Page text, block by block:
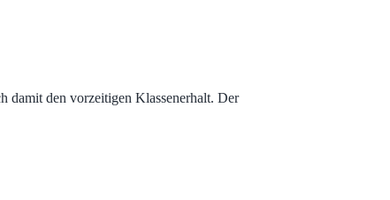
damit den vorzeitigen Klassenerhalt. Der